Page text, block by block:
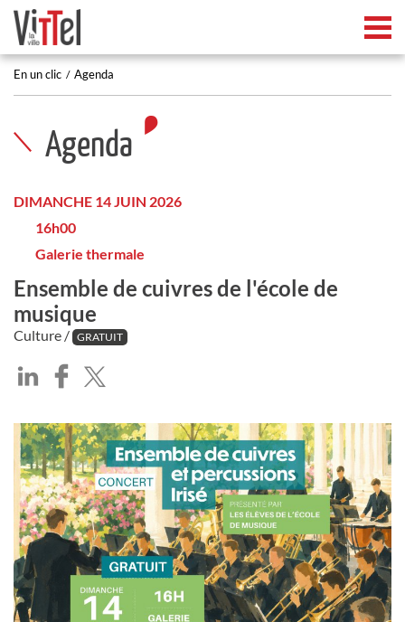
En un clic Agenda
Agenda
DIMANCHE 14 JUIN 2026
16h00
Galerie thermale
Ensemble de cuivres de l'école de
musique
Culture / GRATUIT